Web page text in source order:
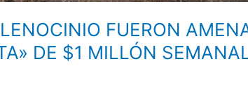
FUERON
DE $1 MILLÓN